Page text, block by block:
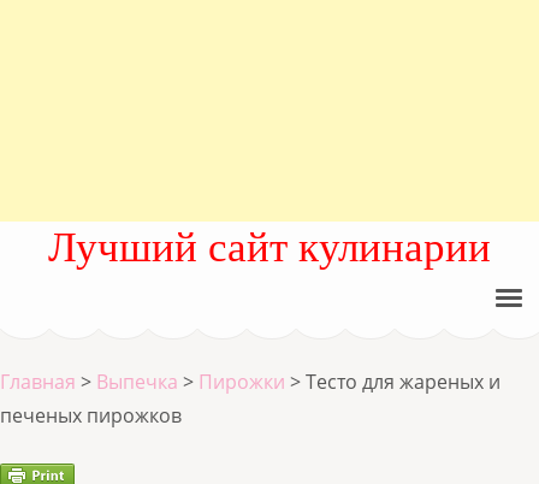
Лучший сайт кулинарии
Главная > Выпечка > Пирожки >Тесто для жареных и
печеных пирожков